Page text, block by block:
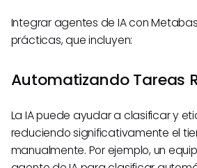
Integrar agentes de IA con
prácticas, que incluyen:
Automatizando Tareas
La IA puede ayudar a clasificar y
reduciendo significativamente el
manualmente. Por ejemplo, un